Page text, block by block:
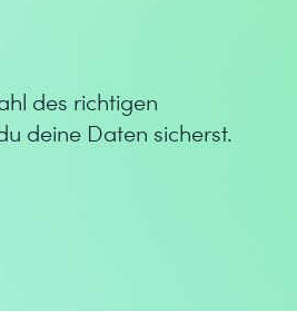
des richtigen
deine Daten sicherst.